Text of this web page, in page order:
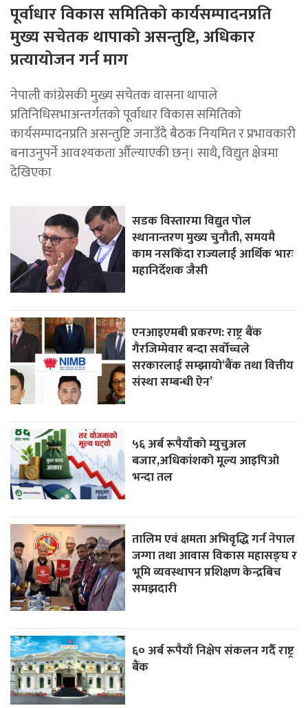
पूर्वाधार विकास समितिको कार्यसम्पादनप्रति
मुख्य सचेतक थापाको असन्तुष्टि, अधिकार
प्रत्यायोजन गर्न माग
नेपाली कांग्रेसकी मुख्य सचेतक वासना थापाले
प्रतिनिधिसभाअन्तर्गतको पूर्वाधार विकास समितिको
कार्यसम्पादनप्रति असन्तुष्टि जनाउँदै बैठक नियमित र प्रभावकारी
बनाउनुपर्ने आवश्यकता औँल्याएकी छन्। साथै, विद्युत क्षेत्रमा
देखिएका
सडक विस्तारमा विद्युत पोल
स्थानान्तरण मुख्य चुनौती, समयमै
काम नसकिँदा राज्यलाई आर्थिक भारः
महानिर्देशक जैसी
एनआइएमबी प्रकरण: राष्ट्र बैंक
गैरजिम्मेवार बन्दा सर्वोच्चले
सरकारलाई सम्झायो‘बैंक तथा वित्तीय
संस्था सम्बन्धी ऐन’
५६ अर्ब रूपैयाँकाे म्युचुअल
बजार,अधिकांशको मूल्य आइपिओ
भन्दा तल
तालिम एवं क्षमता अभिवृद्धि गर्न नेपाल
जग्गा तथा आवास विकास महासङ्घ र
भूमि व्यवस्थापन प्रशिक्षण केन्द्रबिच
समझदारी
६० अर्ब रूपैयाँ निक्षेप संकलन गर्दै राष्ट्र
बैंक